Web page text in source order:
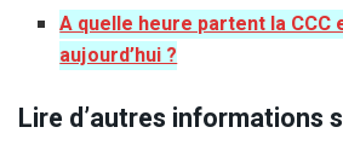
A quelle heure partent la CCC
aujourd’hui ?
Lire d’autres informations